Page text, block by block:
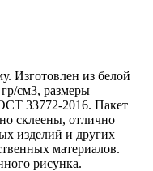
Изготовлен из белой
см3, размеры
33772-2016. Пакет
склеены, отлично
изделий и других
материалов.
рисунка.